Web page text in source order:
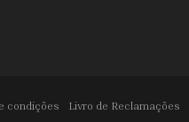
condições Livro de Reclamações